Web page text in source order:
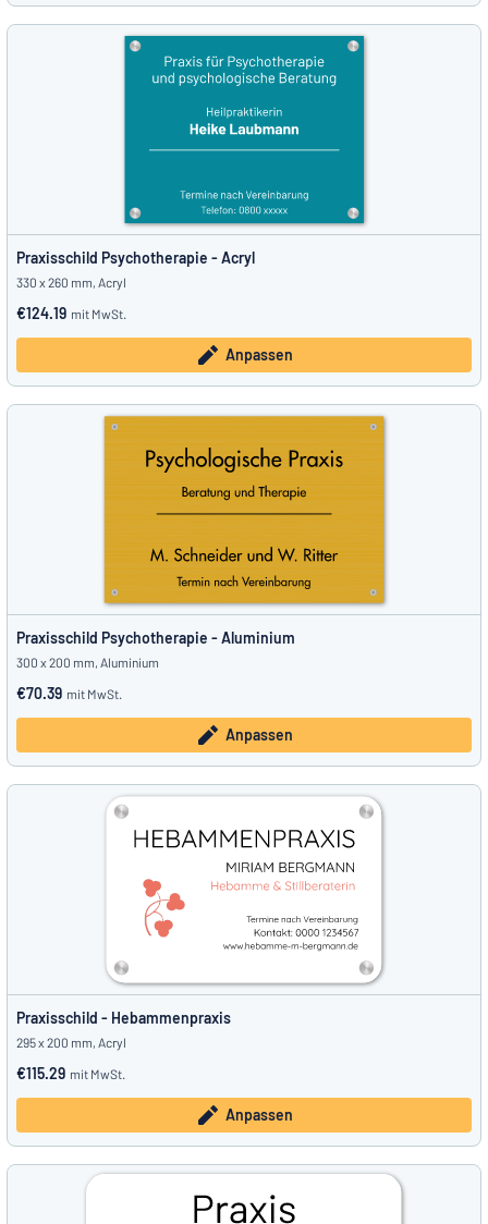
Praxisschild Psychotherapie - Acryl
330 x 260 mm, Acryl
€124.19 mit MwSt.
Anpassen
Praxisschild Psychotherapie - Aluminium
300 x 200 mm, Aluminium
€70.39 mit MwSt.
Anpassen
Praxisschild - Hebammenpraxis
295 x 200 mm, Acryl
€115.29 mit MwSt.
Anpassen